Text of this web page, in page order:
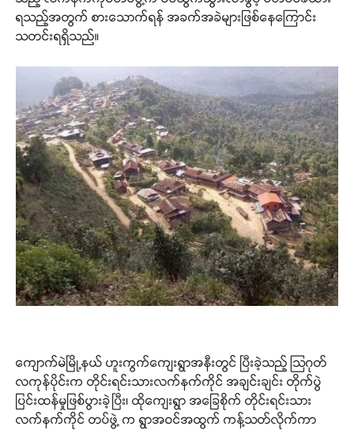
ရသည့်အတွက် စားသောက်ရန် အခက်အခဲများဖြစ်နေကြောင်း
သတင်းရရှိသည်။
ကျောက်မဲမြို့နယ် ဟူးကွက်ကျေးရွာအနီးတွင် ပြီးခဲ့သည့် သြဂုတ်
လကုန်ပိုင်းက တိုင်းရင်းသားလက်နက်ကိုင် အချင်းချင်း တိုက်ပွဲ
ပြင်းထန်မှုဖြစ်ပွားခဲ့ပြီး၊ ထိုကျေးရွာ အခြေစိုက် တိုင်းရင်းသား
လက်နက်ကိုင် တပ်ဖွဲ့ က ရွာအဝင်အထွက် ကန့်သတ်လိုက်ကာ